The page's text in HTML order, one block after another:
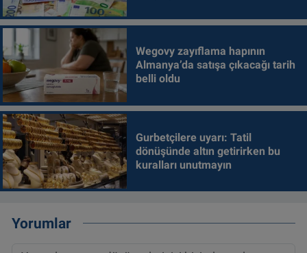
Wegovy zayıflama hapının
Almanya’da satışa çıkacağı tarih
belli oldu
Gurbetçilere uyarı: Tatil
dönüşünde altın getirirken bu
kuralları unutmayın
Yorumlar